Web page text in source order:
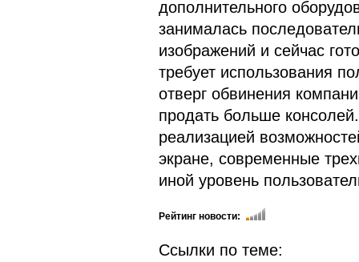
дополнительного
занималась
изображений и сейчас
требует использования
отверг обвинения
продать больше
реализацией
экране, современные
иной уровень
Рейтинг новости:
Ссылки по теме: